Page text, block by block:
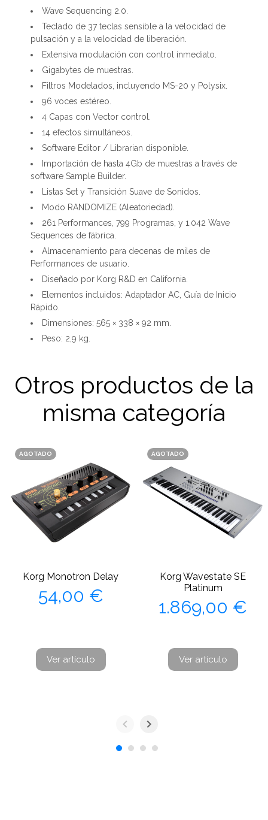
Wave Sequencing 2.0.
Teclado de 37 teclas sensible a la velocidad de
pulsación y a la velocidad de liberación.
Extensiva modulación con control inmediato.
Gigabytes de muestras.
Filtros Modelados, incluyendo MS-20 y Polysix.
96 voces estéreo.
4 Capas con Vector control.
14 efectos simultáneos.
Software Editor / Librarian disponible.
Importación de hasta 4Gb de muestras a través de
software Sample Builder.
Listas Set y Transición Suave de Sonidos.
Modo RANDOMIZE (Aleatoriedad).
261 Performances, 799 Programas, y 1.042 Wave
Sequences de fábrica.
Almacenamiento para decenas de miles de
Performances de usuario.
Diseñado por Korg R&D en California.
Elementos incluidos: Adaptador AC, Guía de Inicio
Rápido.
Dimensiones: 565 × 338 × 92 mm.
Peso: 2,9 kg.
Otros productos de la
misma categoría
AGOTADO
Korg Monotron Delay
Precio
54,00 €
Ver artículo
AGOTADO
Korg Wavestate SE
Platinum
Precio
1.869,00 €
Ver artículo